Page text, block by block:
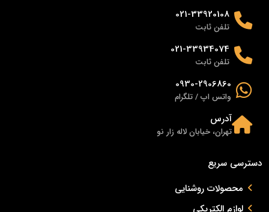
021-33920108
تلفن ثابت
021-33934074
تلفن ثابت
0930-2906860
واتس اپ / تلگرام
آدرس
تهران، خیابان لاله زار نو
دسترسی سریع
محصولات روشنایی